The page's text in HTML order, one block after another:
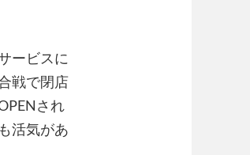
ービスに
戦で閉店
され
活気があ